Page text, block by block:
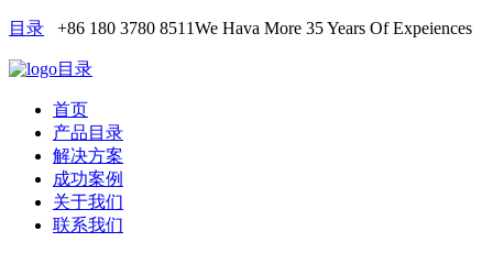
目录 +86 180 3780 8511We Hava More 35 Years Of Expeiences
目录
首页
产品目录
解决方案
成功案例
关于我们
联系我们